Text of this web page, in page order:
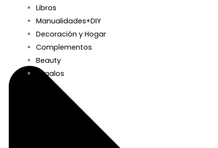
Libros
Manualidades+DIY
Decoración y Hogar
Complementos
Beauty
Regalos